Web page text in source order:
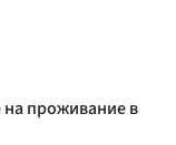
на проживание в